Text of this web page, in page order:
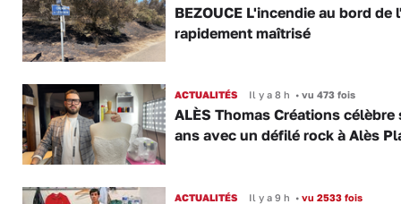
BEZOUCE L'incendie au bord de
rapidement maîtrisé
ACTUALITÉS Il y a 8 h •vu 473 fois
ALÈS Thomas Créations célèbre
ans avec un défilé rock à Alès
ACTUALITÉS Il y a 9 h •vu 2533 fois